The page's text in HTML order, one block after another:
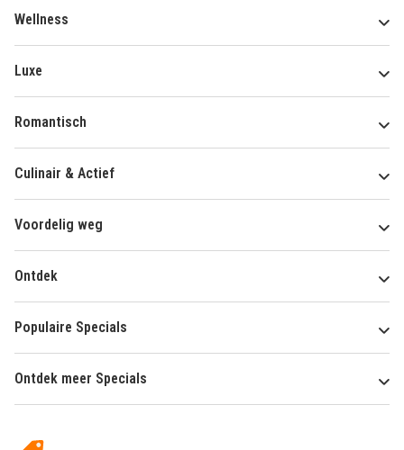
Wellness
Luxe
Romantisch
Culinair & Actief
Voordelig weg
Ontdek
Populaire Specials
Ontdek meer Specials
HotelSpecials